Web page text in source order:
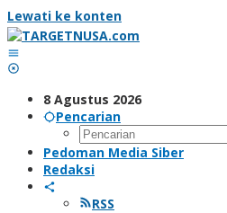
Lewati ke konten
8 Agustus 2026
Pencarian
Pedoman Media Siber
Redaksi
RSS